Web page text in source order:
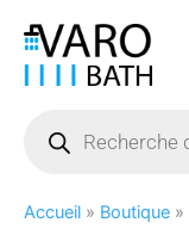
contenu
produits
Accueil » Boutique »